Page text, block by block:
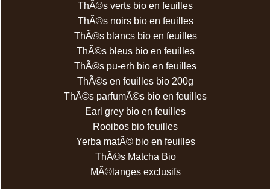
ThÃ©s verts bio en feuilles
ThÃ©s noirs bio en feuilles
ThÃ©s blancs bio en feuilles
ThÃ©s bleus bio en feuilles
ThÃ©s pu-erh bio en feuilles
ThÃ©s en feuilles bio 200g
ThÃ©s parfumÃ©s bio en feuilles
Earl grey bio en feuilles
Rooibos bio feuilles
Yerba matÃ© bio en feuilles
ThÃ©s Matcha Bio
MÃ©langes exclusifs